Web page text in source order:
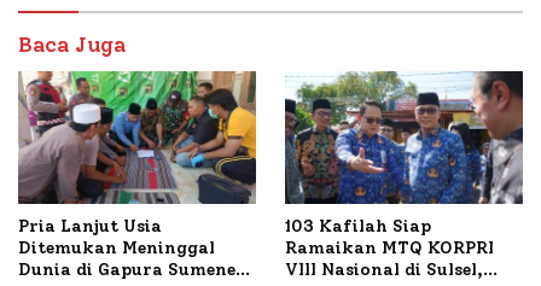
Baca Juga
Pria Lanjut Usia
Ditemukan Meninggal
Dunia di Gapura Sumenep,
103 Kafilah Siap
Ramaikan MTQ KORPRI
VIII Nasional di Sulsel,